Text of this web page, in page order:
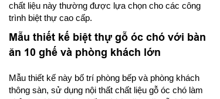
chất liệu này thường được lựa chọn cho các công
trình biệt thự cao cấp.
Mẫu thiết kế biệt thự gỗ óc chó với bàn
ăn 10 ghế và phòng khách lớn
Mẫu thiết kế này bố trí phòng bếp và phòng khách
thông sàn, sử dụng nội thất chất liệu gỗ óc chó làm